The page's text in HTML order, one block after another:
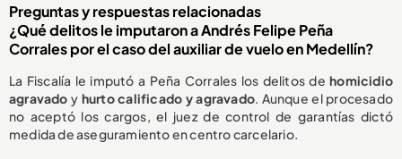
Preguntas y respuestas relacionadas
¿Qué delitos le imputaron a Andrés Felipe Peña
Corrales por el caso del auxiliar de vuelo en Medellín?
La Fiscalía le imputó a Peña Corrales los delitos dehomicidio
agravado y hurto calificado y agravado. Aunque el procesado
no aceptó los cargos, el juez de control de garantías dictó
medida de aseguramiento en centro carcelario.